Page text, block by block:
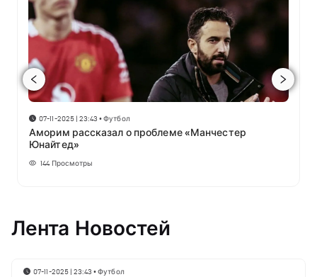
07-11-2025 | 23:43 •Футбол
Аморим рассказал о проблеме «Манчестер
Юнайтед»
144 Просмотры
Лента Новостей
07-11-2025 | 23:43 •Футбол